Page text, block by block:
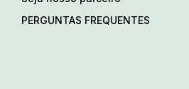
PERGUNTAS FREQUENTES